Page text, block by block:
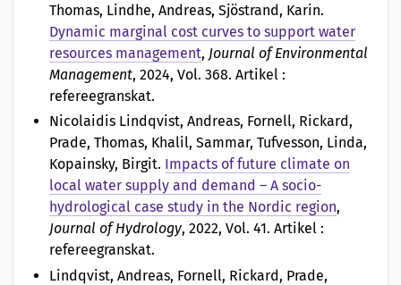
Thomas, Lindhe, Andreas, Sjöstrand, Karin.
Dynamic marginal cost curves to support water
resources management, Journal of Environmental
Management, 2024, Vol. 368. Artikel :
refereegranskat.
Nicolaidis Lindqvist, Andreas, Fornell, Rickard,
Prade, Thomas, Khalil, Sammar, Tufvesson, Linda,
Kopainsky, Birgit. Impacts of future climate on
local water supply and demand – A socio-
hydrological case study in the Nordic region,
Journal of Hydrology, 2022, Vol. 41. Artikel :
refereegranskat.
Lindqvist, Andreas, Fornell, Rickard, Prade,